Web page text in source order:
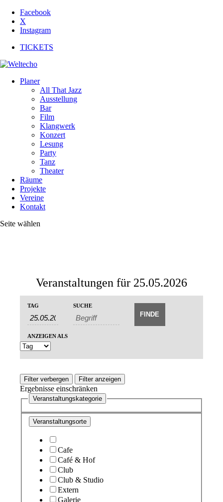
Facebook
X
Instagram
TICKETS
Planer
All That Jazz
Ausstellung
Bar
Film
Klangwerk
Konzert
Lesung
Party
Tanz
Theater
Räume
Projekte
Vereine
Kontakt
Seite wählen
Veranstaltungen für 25.05.2026
Veranstaltungen
Suche
und
Ansichten,
Navigation
TAG SUCHE
Veranstaltung
Ansichten-
ANZEIGEN ALS
Filter verbergen Filter anzeigen
Ergebnisse einschränken
Veranstaltungskategorie
Veranstaltungsorte
Cafe
Café & Hof
Club
Club & Studio
Extern
Galerie